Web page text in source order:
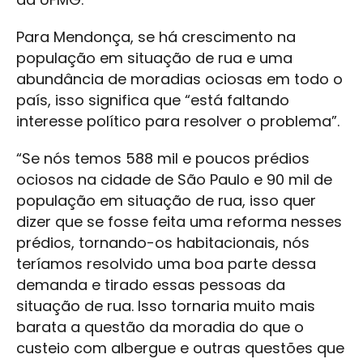
Para Mendonça, se há crescimento na
população em situação de rua e uma
abundância de moradias ociosas em todo o
país, isso significa que “está faltando
interesse político para resolver o problema”.
“Se nós temos 588 mil e poucos prédios
ociosos na cidade de São Paulo e 90 mil de
população em situação de rua, isso quer
dizer que se fosse feita uma reforma nesses
prédios, tornando-os habitacionais, nós
teríamos resolvido uma boa parte dessa
demanda e tirado essas pessoas da
situação de rua. Isso tornaria muito mais
barata a questão da moradia do que o
custeio com albergue e outras questões que